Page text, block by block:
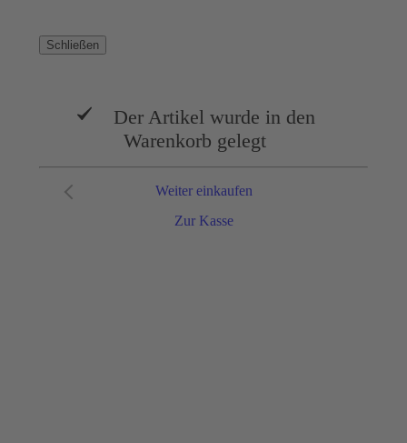
Schließen
Der Artikel wurde in den
Warenkorb gelegt
Zur Kasse
Weiter einkaufen